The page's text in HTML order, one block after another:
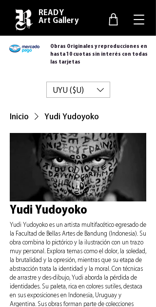
READY
Art Gallery
Obras Originales y reproducciones en
hasta 10 cuotas sin interés con todas
las tarjetas
UYU ($U)
Inicio Yudi Yudoyoko
Yudi Yudoyoko
Yudi Yudoyoko es un artista multifacético egresado de
la Facultad de Bellas Artes de Bandung (Indonesia). Su
obra combina lo pictórico y la ilustración con un trazo
muy personal. Explora temas como el dolor, la soledad,
la brutalidad y la opresión, mientras que su etapa de
abstracción trata la identidad y la moral. Con técnicas
de arrastre y des-dibujo, Yudi aborda la pérdida de
identidades. Su paleta, rica en colores sutiles, destaca
en sus exposiciones en Indonesia, Uruguay y
Argentina. Sus obras forman parte de colecciones